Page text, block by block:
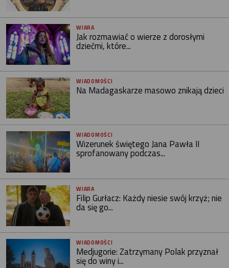
WIARA
Jak rozmawiać o wierze z dorosłymi
dziećmi, które...
WIADOMOŚCI
Na Madagaskarze masowo znikają dzieci
WIADOMOŚCI
Wizerunek świętego Jana Pawła II
sprofanowany podczas...
WIARA
Filip Gurłacz: Każdy niesie swój krzyż; nie
da się go...
WIADOMOŚCI
Medjugorie: Zatrzymany Polak przyznał
się do winy i...